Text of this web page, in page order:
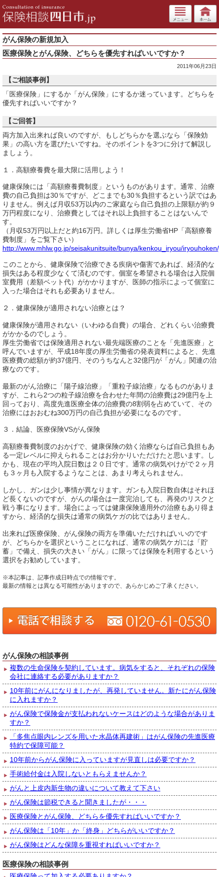
がん保険の新規加入
医療保険とがん保険、どちらを優先すればいいですか？
2011年06月23日
【ご相談事例】
「医療保険」にするか「がん保険」にするか迷っています。どちらを
優先すればいいですか？
【ご回答】
両方加入出来れば良いのですが、もしどちらかを選ぶなら「保険効
果」の高い方を選びたいですね。そのポイントを3つに分けて解説し
ましょう。
１．高額療養費を最大限に活用しよう！
健康保険には「高額療養費制度」というものがあります。通常、治療
費の自己負担は30％ですが、どこまでも30％負担するという訳ではあ
りません。例えば月収53万以内のご家庭なら自己負担の上限額が約９
万円程度になり、治療費としてはそれ以上負担することはないんで
す。
（月収53万円以上だと約16万円。詳しくは厚生労働省HP「高額療養
費制度」をご覧下さい）
http://www.mhlw.go.jp/seisakunitsuite/bunya/kenkou_iryou/
このことから、健康保険で治療できる疾病や傷害であれば、経済的な
損失はある程度少なくて済むのです。個室を希望される場合は入院個
室費用（差額ベット代）がかかりますが、医師の指示によって個室に
入った場合はそれも必要ありません。
２．健康保険が適用されない治療とは？
健康保険が適用されない（いわゆる自費）の場合、どれくらい治療費
がかかるのでしょう。
厚生労働省では保険適用されない最先端医療のことを「先進医療」と
呼んでいますが、平成18年度の厚生労働省の発表資料によると、先進
医療費の総額が約37億円、そのうちなんと32億円が「がん」関連の治
療なのです。
最新のがん治療に「陽子線治療」「重粒子線治療」なるものがありま
すが、これら2つの粒子線治療を合わせた年間の治療費は29億円を上
回っており、高度先進医療全体の治療費の8割弱を占めていて、その
治療にはおおむね300万円の自己負担が必要になるのです。
３．結論、医療保険VSがん保険
高額療養費制度のおかげで、健康保険の効く治療ならば自己負担もあ
る一定レベルに抑えられることはお分かりいただけたと思います。し
かも、現在の平均入院日数は２０日です。通常の病気やけがで２ヶ月
も３ヶ月も入院するようなことは、あまり考えられません。
しかし、ガンは少し事情が異なります。ガンも入院日数自体はそれほ
ど長くないのですが、がんの場合は一度完治しても、再発のリスクと
戦う事になります。場合によっては健康保険適用外の治療もあり得ま
すから、経済的な損失は通常の病気ケガの比ではありません。
出来れば医療保険、がん保険の両方を準備いただければいいのです
が、どちらかを選択ということになれば、通常の病気ケガには「貯
蓄」で備え、損失の大きい「がん」に限っては保険を利用するという
選択をお勧めしています。
※本記事は、記事作成日時点での情報です。
最新の情報とは異なる可能性がありますので、あらかじめご了承ください。
がん保険の相談事例
複数の生命保険を契約しています。病気をすると、それぞれの保険
会社に連絡する必要がありますか？
10年前にがんになりましたが、再発していません。新たにがん保険
に入れますか？
がん保険で保険金が支払われないケースはどのような場合がありま
すか？
「多焦点眼内レンズを用いた水晶体再建術」はがん保険の先進医療
特約で保障可能？
10年前からがん保険に入っていますが見直しは必要ですか？
手術給付金は入院しないともらえませんか？
がんと上皮内新生物の違いについて教えて下さい
がん保険は節税できると聞きましたが・・・
医療保険とがん保険、どちらを優先すればいいですか？
がん保険は「10年」か「終身」どちらがいいですか？
がん保険はどんな保障を重視すればいいですか？
医療保険の相談事例